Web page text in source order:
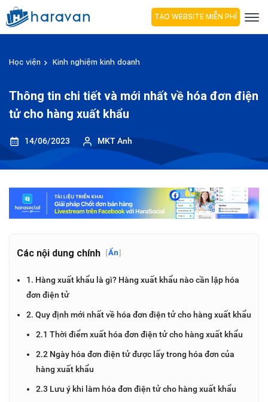
TẠO WEBSITE MIỄN PHÍ
Học viện Kinh nghiệm kinh doanh
Thông tin chi tiết và mới nhất về hóa đơn điện
tử cho hàng xuất khẩu
14/06/2023 MKT Anh
Các nội dung chính [Ẩn]
1. Hàng xuất khẩu là gì? Hàng xuất khẩu nào cần lập hóa
đơn điện tử
2. Quy định mới nhất về hóa đơn điện tử cho hàng xuất khẩu
2.1 Thời điểm xuất hóa đơn điện tử cho hàng xuất khẩu
2.2 Ngày hóa đơn điện tử được lấy trong hóa đơn của
hàng xuất khẩu
2.3 Lưu ý khi làm hóa đơn điện tử cho hàng xuất khẩu